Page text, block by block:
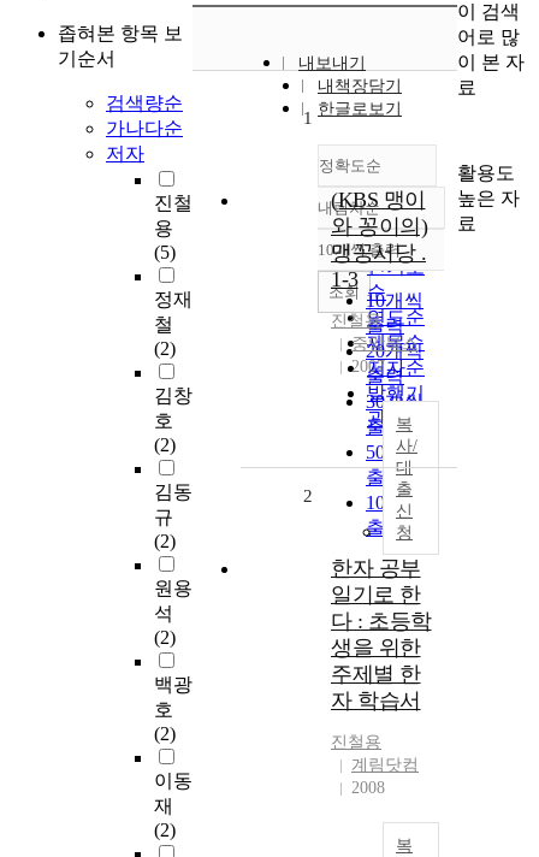
좁혀본 항목 보
기순서
검색량순
가나다순
저자
진철
용
(5)
정재
철
(2)
김창
호
(2)
김동
규
(2)
원용
석
(2)
백광
호
(2)
이동
재
(2)
내보내기
내책장담기
한글로보기
정확도순
정확도
순
인기도
순
연도순
제목순
저자순
발행기
관순
내림차순
내림차순
10개씩 출력
10개씩
출력
20개씩
출력
30개씩
출력
50개씩
출력
100개씩
출력
조회
1
(KBS 맹이
와 꽁이의)
맹꽁서당 .
1-3
진철용
중앙북스
2007
복
사/
대
출
신
청
2
한자 공부
일기로 한
다 : 초등학
생을 위한
주제별 한
자 학습서
진철용
계림닷컴
2008
복
이 검색
어로 많
이 본 자
료
활용도
높은 자
료